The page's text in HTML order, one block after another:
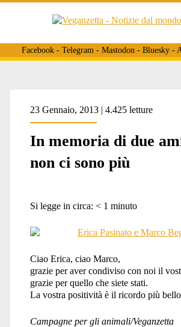
Facebook- Telegram- Mastodon- Bluesky-
23 Gennaio, 2013 | 4.425 letture
In memoria di due
non ci sono più
Si legge in circa: < 1 minuto
Ciao Erica, ciao Marco,
grazie per aver condiviso con noi il
grazie per quello che siete stati.
La vostra positività è il ricordo più
Campagne per gli animali/Veganzetta